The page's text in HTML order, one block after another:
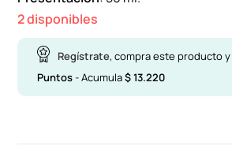
2 disponibles
Regístrate, compra este producto
Puntos- Acumula$13.220